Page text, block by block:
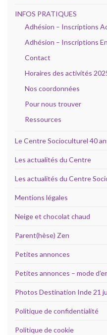
INFOS PRATIQUES
Adhésion – Inscriptions
Adhésion – Inscriptions
Contact
Horaires des activités
Nos coordonnées
Pour nous trouver
Ressources
Le Centre Socioculturel 40
Les actualités du Centre
Les actualités du Centre
Mentions légales
Neige et chocolat chaud
Parent(hèse) Zen
Petites annonces
Petites annonces – mode
Photos Destination Inde 21
Politique de confidentialité
Politique de cookie